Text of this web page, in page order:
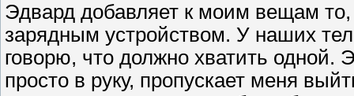
Эдвард добавляет к моим вещам
зарядным устройством. У наших
говорю, что должно хватить одной.
просто в руку, пропускает меня